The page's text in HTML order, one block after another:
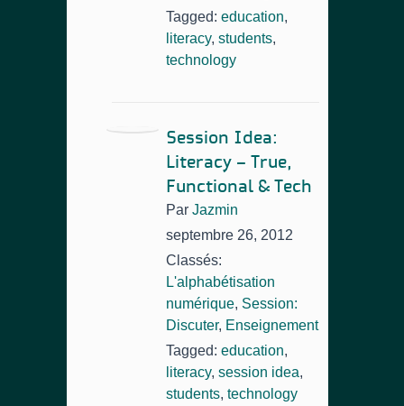
Tagged: education,
literacy, students,
technology
Session Idea:
Literacy – True,
Functional & Tech
Par Jazmin
septembre 26, 2012
Classés:
L'alphabétisation
numérique, Session:
Discuter, Enseignement
Tagged: education,
literacy, session idea,
students, technology